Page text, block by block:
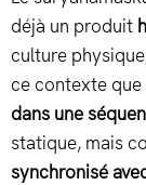
déjà un produit
culture
ce contexte que
dans une
statique, mais
synchronisé